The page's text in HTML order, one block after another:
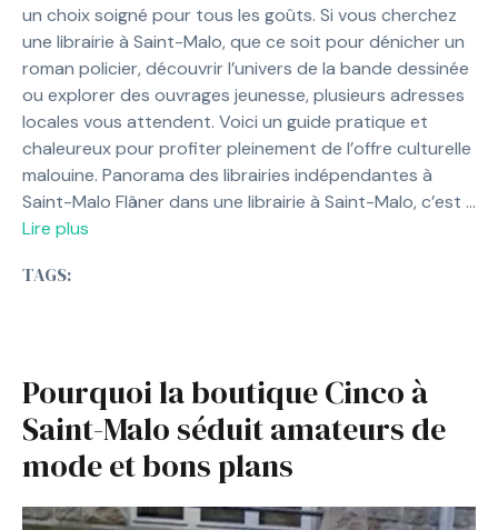
un choix soigné pour tous les goûts. Si vous cherchez
une librairie à Saint-Malo, que ce soit pour dénicher un
roman policier, découvrir l’univers de la bande dessinée
ou explorer des ouvrages jeunesse, plusieurs adresses
locales vous attendent. Voici un guide pratique et
chaleureux pour profiter pleinement de l’offre culturelle
malouine. Panorama des librairies indépendantes à
Saint-Malo Flâner dans une librairie à Saint-Malo, c’est …
Lire plus
TAGS:
Pourquoi la boutique Cinco à
Saint-Malo séduit amateurs de
mode et bons plans